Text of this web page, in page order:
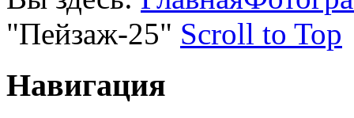
"Пейзаж-25" Scroll to Top
Навигация